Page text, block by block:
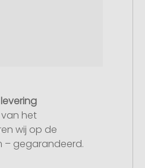
het
wij op de
– gegarandeerd.